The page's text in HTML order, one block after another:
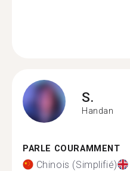
S.
Handan
PARLE COURAMMENT
Chinois (Simplifié)